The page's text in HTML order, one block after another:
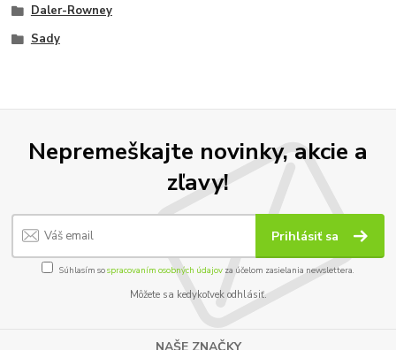
Daler-Rowney
Sady
Nepremeškajte novinky, akcie a
zľavy!
Prihlásiť sa
Súhlasím sospracovaním osobných údajov za účelom zasielania newslettera.
Môžete sa kedykoľvek odhlásiť.